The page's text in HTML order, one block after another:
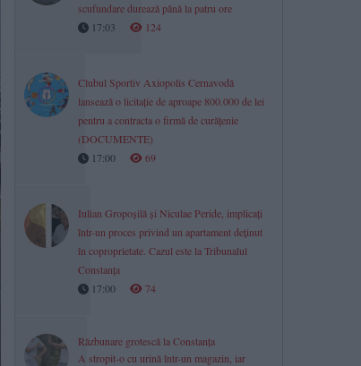
scufundare durează până la patru ore
17:03
124
Clubul Sportiv Axiopolis Cernavodă
lansează o licitație de aproape 800.000 de lei
pentru a contracta o firmă de curățenie
(DOCUMENTE)
17:00
69
Iulian Gropoșilă și Niculae Peride, implicați
într-un proces privind un apartament deținut
în coproprietate. Cazul este la Tribunalul
Constanța
17:00
74
Răzbunare grotescă la Constanța
A stropit-o cu urină într-un magazin, iar